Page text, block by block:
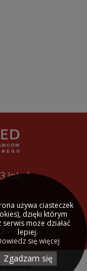
lok. 1
prawa
używa ciasteczek
dzięki którym
serwis może działać
lepiej.
się więcej
Zgadzam się